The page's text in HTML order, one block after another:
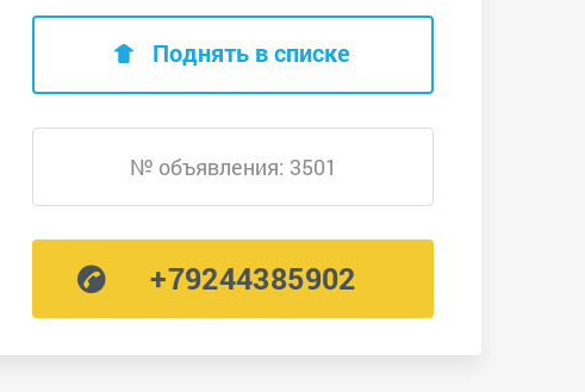
Поднять в списке
№ объявления: 3501
+79244385902